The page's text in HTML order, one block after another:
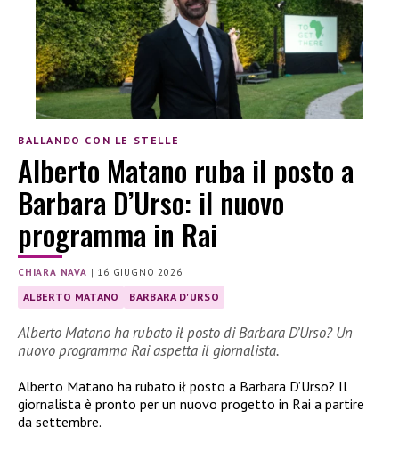
BALLANDO CON LE STELLE
Alberto Matano ruba il posto a
Barbara D’Urso: il nuovo
programma in Rai
CHIARA NAVA | 16 GIUGNO 2026
ALBERTO MATANO BARBARA D'URSO
Alberto Matano ha rubato ił posto di Barbara D’Urso? Un
nuovo programma Rai aspetta il giornalista.
Alberto Matano ha rubato ił posto a Barbara D’Urso? Il
giornalista è pronto per un nuovo progetto in Rai a partire
da settembre.